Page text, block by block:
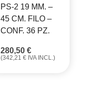
PS-2 19 MM. –
45 CM. FILO –
CONF. 36 PZ.
280,50 €
(342,21 € IVA INCL.)